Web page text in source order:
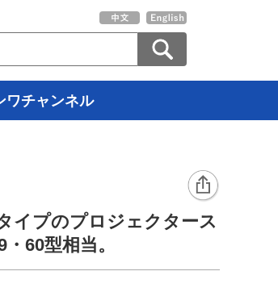
ワチャンネル
イプのプロジェクタース
60型相当。